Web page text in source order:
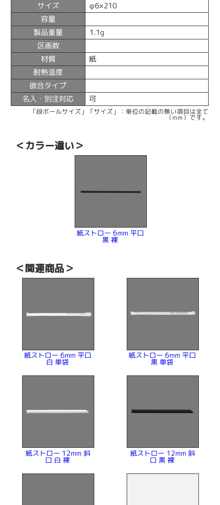
サイズ φ6×210
容量
製品重量 1.1g
区画数
材質 紙
耐熱温度
嵌合タイプ
名入・別注対応 可
「段ボールサイズ」「サイズ」：単位の記載の無い項目は全て
（mm）です。
＜カラー違い＞
紙ストロー 6mm 平口
黒 裸
＜関連商品＞
紙ストロー 6mm 平口
白 単袋
紙ストロー 6mm 平口
黒 単袋
紙ストロー 12mm 斜
口 白 裸
紙ストロー 12mm 斜
口 黒 裸